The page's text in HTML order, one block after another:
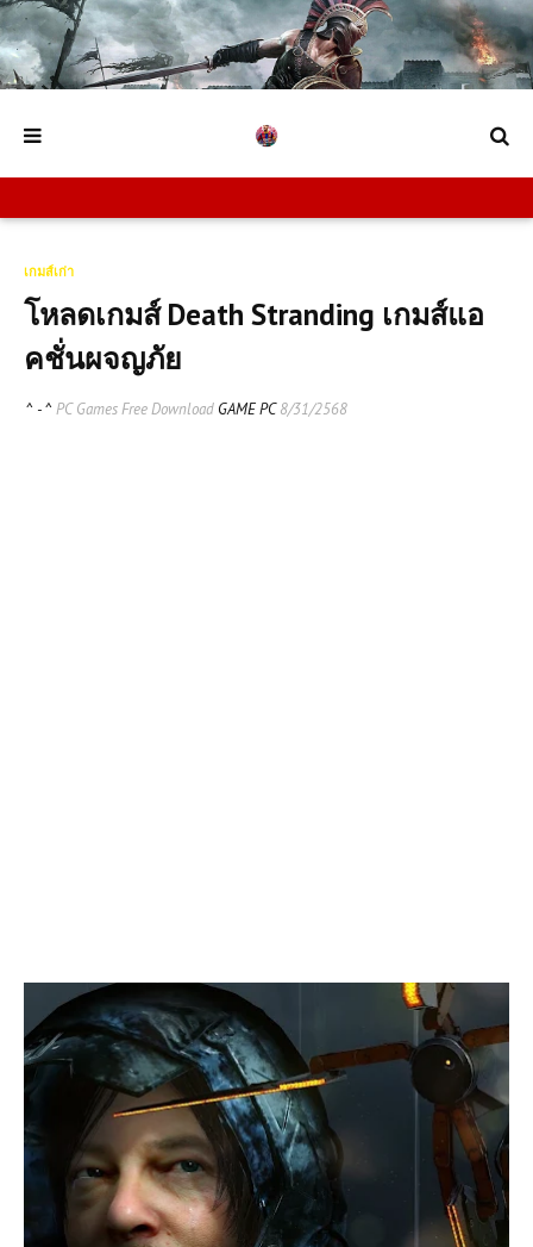
เกมส์เก่า
โหลดเกมส์ Death Stranding เกมส์แอ
คชั่นผจญภัย
^ - ^ PC Games Free Download GAME PC8/31/2568